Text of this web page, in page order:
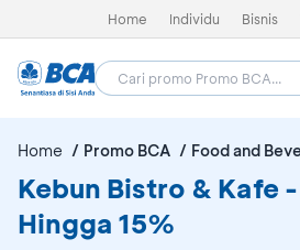
Home Individu Bisnis
Home Promo BCA Food and
Kebun Bistro & Kafe
Hingga 15%